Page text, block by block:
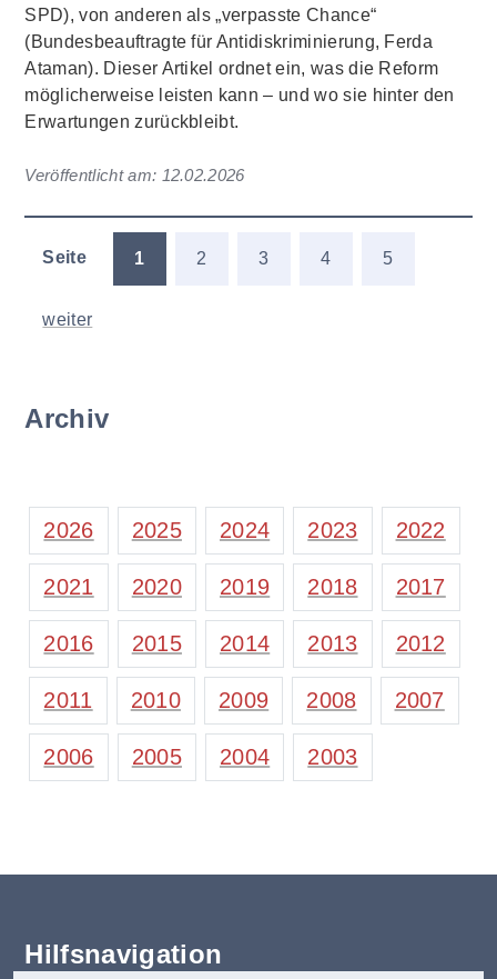
SPD), von anderen als „verpasste Chance“
(Bundesbeauftragte für Antidiskriminierung, Ferda
Ataman). Dieser Artikel ordnet ein, was die Reform
möglicherweise leisten kann – und wo sie hinter den
Erwartungen zurückbleibt.
Veröffentlicht am: 12.02.2026
Seite 1 2 3 4 5
weiter
Archiv
2026 2025 2024 2023 2022
2021 2020 2019 2018 2017
2016 2015 2014 2013 2012
2011 2010 2009 2008 2007
2006 2005 2004 2003
Hilfsnavigation